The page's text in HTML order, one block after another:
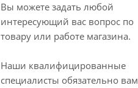
Вы можете задать любой
интересующий вас вопрос по
товару или работе магазина.
Наши квалифицированные
специалисты обязательно вам